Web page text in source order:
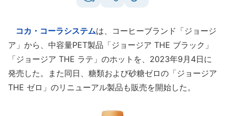
コカ・コーラシステムは、コーヒーブランド「ジョージ
ア」から、中容量PET製品「ジョージア THE ブラック」
「ジョージア THE ラテ」のホットを、2023年9月4日に
発売した。また同日、糖類および砂糖ゼロの「ジョージア
THE ゼロ」のリニューアル製品も販売を開始した。